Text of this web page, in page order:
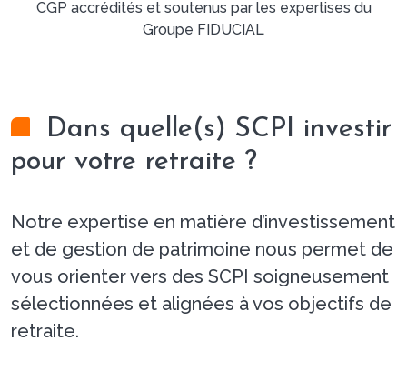
CGP accrédités et soutenus par les expertises du
Groupe FIDUCIAL
Dans quelle(s) SCPI investir
pour votre retraite ?
Notre expertise en matière d’investissement
et de gestion de patrimoine nous permet de
vous orienter vers des SCPI soigneusement
sélectionnées et alignées à vos objectifs de
retraite.